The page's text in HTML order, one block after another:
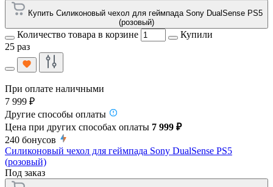
Купить Силиконовый чехол для геймпада Sony DualSense PS5
(розовый)
Количество товара в корзине
Купили
25 раз
При оплате наличными
7 999 ₽
Другие способы оплаты
Цена при других способах оплаты 7 999 ₽
240 бонусов
Силиконовый чехол для геймпада Sony DualSense PS5
(розовый)
Под заказ